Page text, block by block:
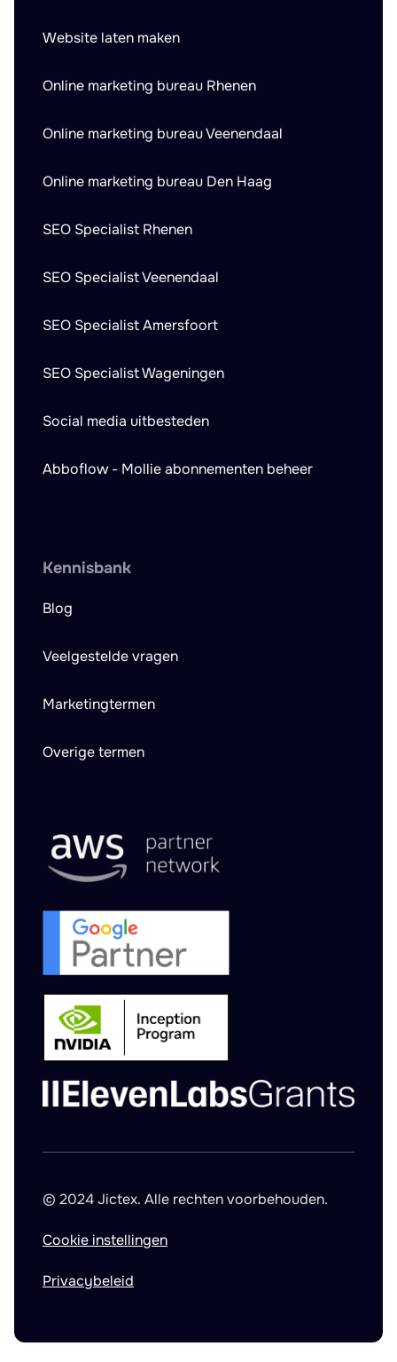
Website laten maken
Online marketing bureau Rhenen
Online marketing bureau Veenendaal
Online marketing bureau Den Haag
SEO Specialist Rhenen
SEO Specialist Veenendaal
SEO Specialist Amersfoort
SEO Specialist Wageningen
Social media uitbesteden
Abboflow - Mollie abonnementen beheer
Kennisbank
Blog
Veelgestelde vragen
Marketingtermen
Overige termen
© 2024 Jictex. Alle rechten voorbehouden.
Cookie instellingen
Privacybeleid